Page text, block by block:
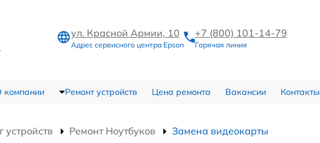
ул. Красной Армии, 10
Адрес сервисного центра Epson
+7 (800) 101-14-79
Горячая линия
компании Ремонт устройств Цена ремонта Вакансии Контакты
устройств Ремонт Ноутбуков Замена видеокарты